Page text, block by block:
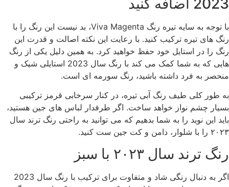
2023 اضافه کنید
با توجه به سایه تیره رنگ Viva Magenta، بد نیست این رنگ را با
رنگ های تیره ترکیب کنید. با رعایت این نکته اصالت و قدرت این
رنگ را در استایل خود حفظ خواهید کرد. به همین دلیل یکی از رنگ
هایی که به شما کمک می کند با رنگ سال 2023 استایلی شیک و
منحصر به فرد داشته باشید، رنگ سورمه ای است.
به طور کلی طیف رنگ آبی تیره، در کنار سرخابی قرمز ترکیبی
بسیار چشم نواز خواهد ساخت. اگر طرفدار لباس های جین هستید،
باید این نوید را به شما بدهیم که می توانید به راحتی رنگ ترند سال
۲۰۲۳ را با شلوار، دامن و کت جین ست کنید.
رنگ ترند سال ۲۰۲۳ با سبز
اگر به دنبال رنگی شاد و متفاوت برای ترکیب با رنگ سال 2023